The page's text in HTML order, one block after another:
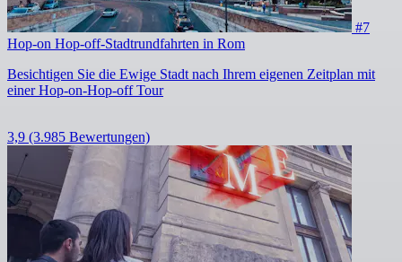
#7
Hop-on Hop-off-Stadtrundfahrten in Rom
Besichtigen Sie die Ewige Stadt nach Ihrem eigenen Zeitplan mit
einer Hop-on-Hop-off Tour
3,9 (3.985 Bewertungen)